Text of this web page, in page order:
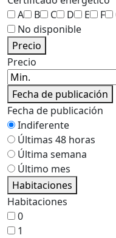
A
B C D E F
No disponible
Precio
Precio
Fecha de publicación
Fecha de publicación
Indiferente
Últimas 48 horas
Última semana
Último mes
Habitaciones
Habitaciones
0
1